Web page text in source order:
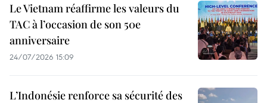
Le Vietnam réaffirme les valeurs du
TAC à l’occasion de son 50e
anniversaire
24/07/2026 15:09
L’Indonésie renforce sa sécurité des